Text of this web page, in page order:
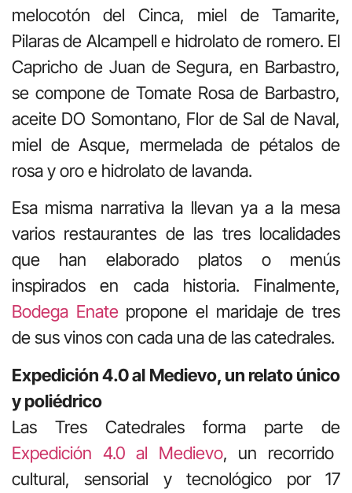
melocotón del Cinca, miel de Tamarite,
Pilaras de Alcampell e hidrolato de romero. El
Capricho de Juan de Segura, en Barbastro,
se compone de Tomate Rosa de Barbastro,
aceite DO Somontano, Flor de Sal de Naval,
miel de Asque, mermelada de pétalos de
rosa y oro e hidrolato de lavanda.
Esa misma narrativa la llevan ya a la mesa
varios restaurantes de las tres localidades
que han elaborado platos o menús
inspirados en cada historia. Finalmente,
Bodega Enatepropone el maridaje de tres
de sus vinos con cada una de las catedrales.
Expedición 4.0 al Medievo, un relato único
y poliédrico
Las Tres Catedrales forma parte de
Expedición 4.0 al Medievo, un recorrido
cultural, sensorial y tecnológico por 17